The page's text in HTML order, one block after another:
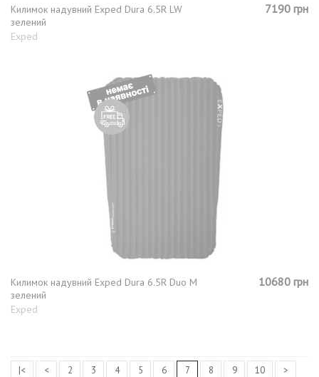
Килимок надувний Exped Dura 6.5R LW
зелений
Exped
7190 грн
Килимок надувний Exped Dura 6.5R Duo M
зелений
Exped
10680 грн
|< < 2 3 4 5 6 7 8 9 10
>